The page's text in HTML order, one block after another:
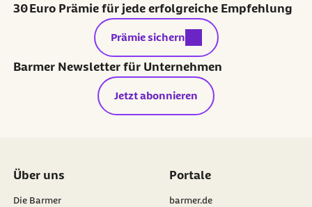
30 Euro Prämie für jede erfolgreiche Empfehlung
externer Link:
Prämie sichern
Barmer Newsletter für Unternehmen
Jetzt abonnieren
Über uns
Die Barmer
Portale
barmer.de